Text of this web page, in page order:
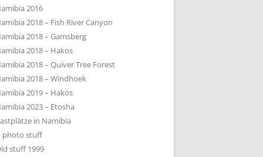
2016
2018 – Fish River Canyon
2018 – Gamsberg
2018 – Hakos
2018 – Quiver Tree Forest
2018 – Windhoek
2019 – Hakos
2023 – Etosha
in Namibia
photo stuff
stuff 1999